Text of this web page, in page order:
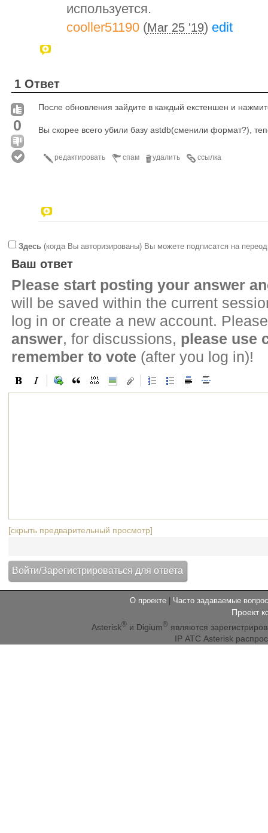
используется.
cooller51190 (Mar 25 '19) edit
1 Ответ
0
После обновления зайдите в каждый екстеншен и
Вы скорее всего убили базу astdb(сменили формат?),
ссылка
удалить
спам
редактировать
Здесь (когда Вы авторизированы) Вы можете подписатся на
Ваш ответ
Please start posting your answer
will be saved within the current
log in or create a new account.
answer, for discussions, please use
remember to vote (after you log in)!
[скрыть предварительный просмотр]
О проекте Часто задаваемые
Проект
Asterisk® и Digium® являются
IP АТС Asterisk